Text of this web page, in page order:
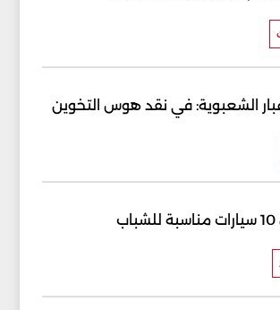
الشعبوية: في نقد هوس التخوين